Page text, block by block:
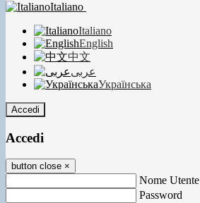
Italiano
Italiano
English
中文
عربى
Українська
Accedi
Accedi
button close ×
Nome Utente
Password